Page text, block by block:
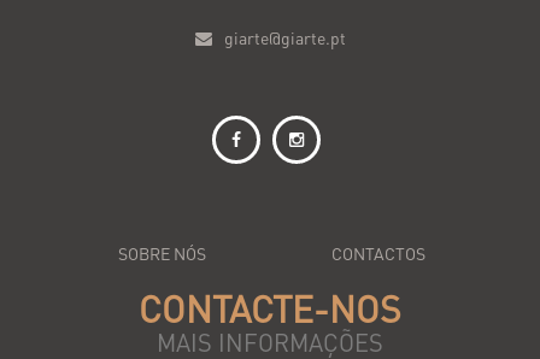
giarte@giarte.pt
SOBRE NÓS CONTACTOS
CONTACTE-NOS
MAIS INFORMAÇÕES